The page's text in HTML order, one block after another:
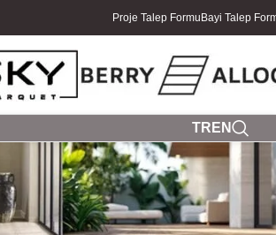
Proje Talep Formu Bayi Talep
TR EN